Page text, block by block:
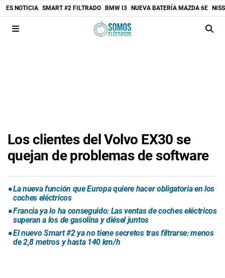
ES NOTICIA SMART #2 FILTRADO BMW I3 NUEVA BATERÍA MAZDA 6E
Los clientes del Volvo EX30 se
quejan de problemas de software
La nueva función que Europa quiere hacer obligatoria en los
coches eléctricos
Francia ya lo ha conseguido: Las ventas de coches eléctricos
superan a los de gasolina y diésel juntos
El nuevo Smart #2 ya no tiene secretos tras filtrarse: menos
de 2,8 metros y hasta 140 km/h